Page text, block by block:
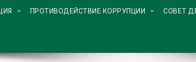
ПРОТИВОДЕЙСТВИЕ КОРРУПЦИИ СОВЕТ